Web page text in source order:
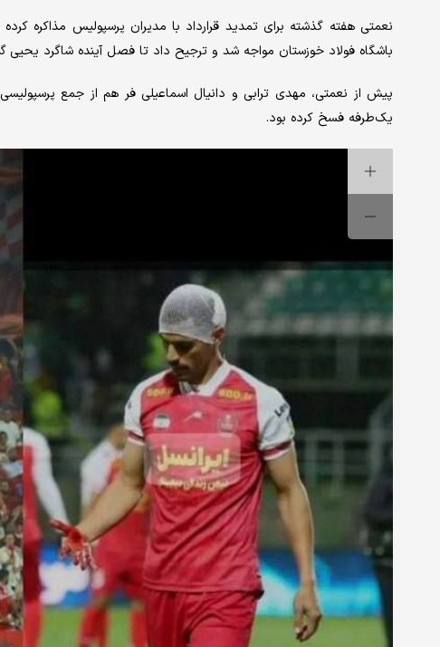
نعمتی هفته گذشته برای تمدید قرارداد با مدیران پرسپولیس مذاکره
باشگاه فولاد خوزستان مواجه شد و ترجیح داد تا فصل آینده شاگرد
پیش از نعمتی، مهدی ترابی و دانیال اسماعیلی فر هم از جمع
یک‌طرفه فسخ کرده بود.